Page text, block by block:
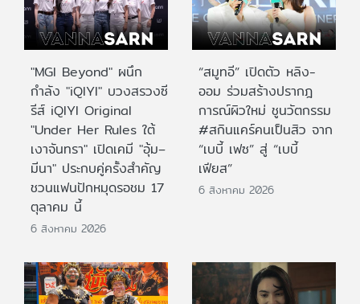
"MGI Beyond" ผนึก
กำลัง "iQIYI" บวงสรวงซี
รีส์ iQIYI Original
"Under Her Rules ใต้
เงาจันทรา" เปิดเคมี "อุ้ม–
มีนา" ประกบคู่ครั้งสำคัญ
ชวนแฟนปักหมุดรอชม 17
ตุลาคม นี้
6 สิงหาคม 2026
“สมูทอี” เปิดตัว หลิง-
ออม ร่วมสร้างปรากฎ
การณ์ผิวใหม่ ชูนวัตกรรม
#สกินแคร์คนเป็นสิว จาก
“เบบี้ เฟซ” สู่ “เบบี้
เฟียส”
6 สิงหาคม 2026